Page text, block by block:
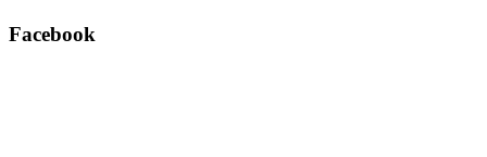
Facebook